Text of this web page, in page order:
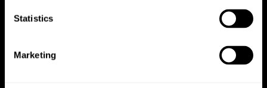
Statistics
Marketing